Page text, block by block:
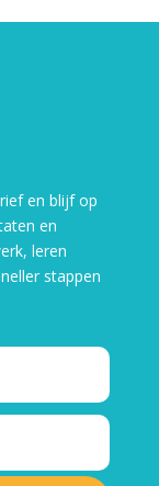
en blijf op
en
leren
stappen